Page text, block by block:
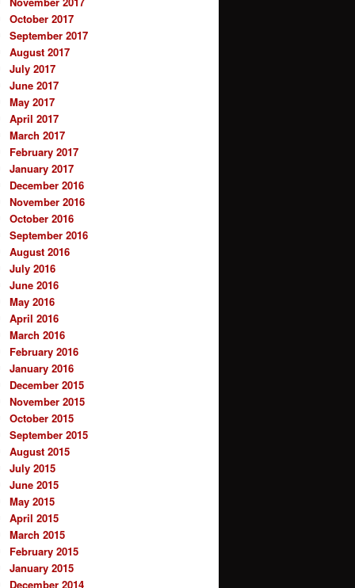
October 2017
September 2017
August 2017
July 2017
June 2017
May 2017
April 2017
March 2017
February 2017
January 2017
December 2016
November 2016
October 2016
September 2016
August 2016
July 2016
June 2016
May 2016
April 2016
March 2016
February 2016
January 2016
December 2015
November 2015
October 2015
September 2015
August 2015
July 2015
June 2015
May 2015
April 2015
March 2015
February 2015
January 2015
December 2014